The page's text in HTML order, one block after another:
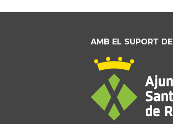
AMB EL SUPORT DE